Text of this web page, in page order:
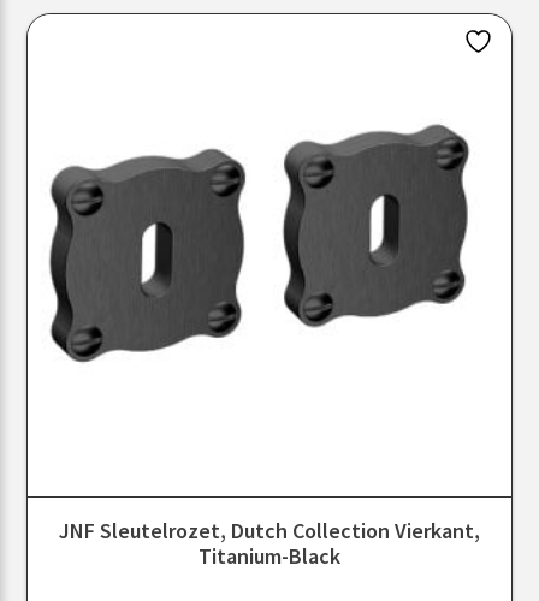
JNF Sleutelrozet, Dutch Collection Vierkant,
Titanium-Black